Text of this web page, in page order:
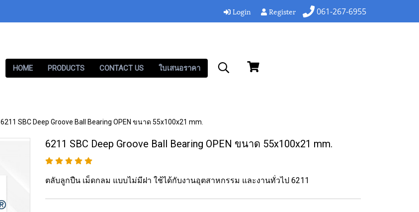
Login Register 061-267-6955
HOME PRODUCTS CONTACT US ใบเสนอราคา
6211 SBC Deep Groove Ball Bearing OPEN ขนาด 55x100x21 mm.
6211 SBC Deep Groove Ball Bearing OPEN ขนาด 55x100x21 mm.
ตลับลูกปืน เม็ดกลม แบบไม่มีฝา ใช้ได้กับงานอุตสาหกรรม และงานทั่วไป 6211